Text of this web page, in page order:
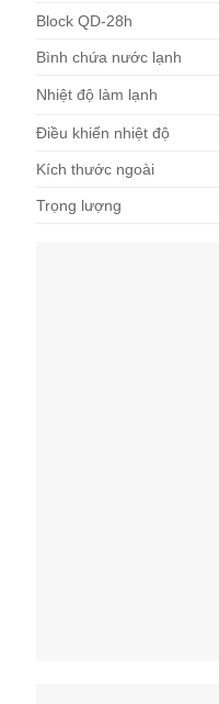
Block QD-28h
Bình chứa nước lạnh
Nhiệt độ làm lạnh
Điều khiển nhiệt độ
Kích thước ngoài
Trọng lượng